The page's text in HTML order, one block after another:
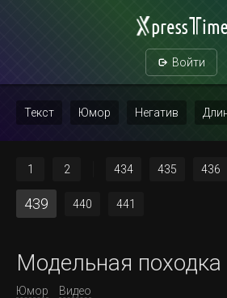
Войти
Текст Юмор Негатив
Повтор
1 2 434 435 436
439 440 441
Модельная походка
Юмор Видео